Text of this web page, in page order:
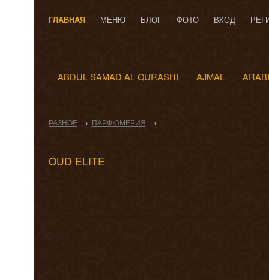
ГЛАВНАЯ МЕНЮ БЛОГ ФОТО ВХОД
ABDUL SAMAD AL QURASHI AJMAL
РАЗНОЕ → ПАРФЮМЕРИЯ →
OUD ELITE